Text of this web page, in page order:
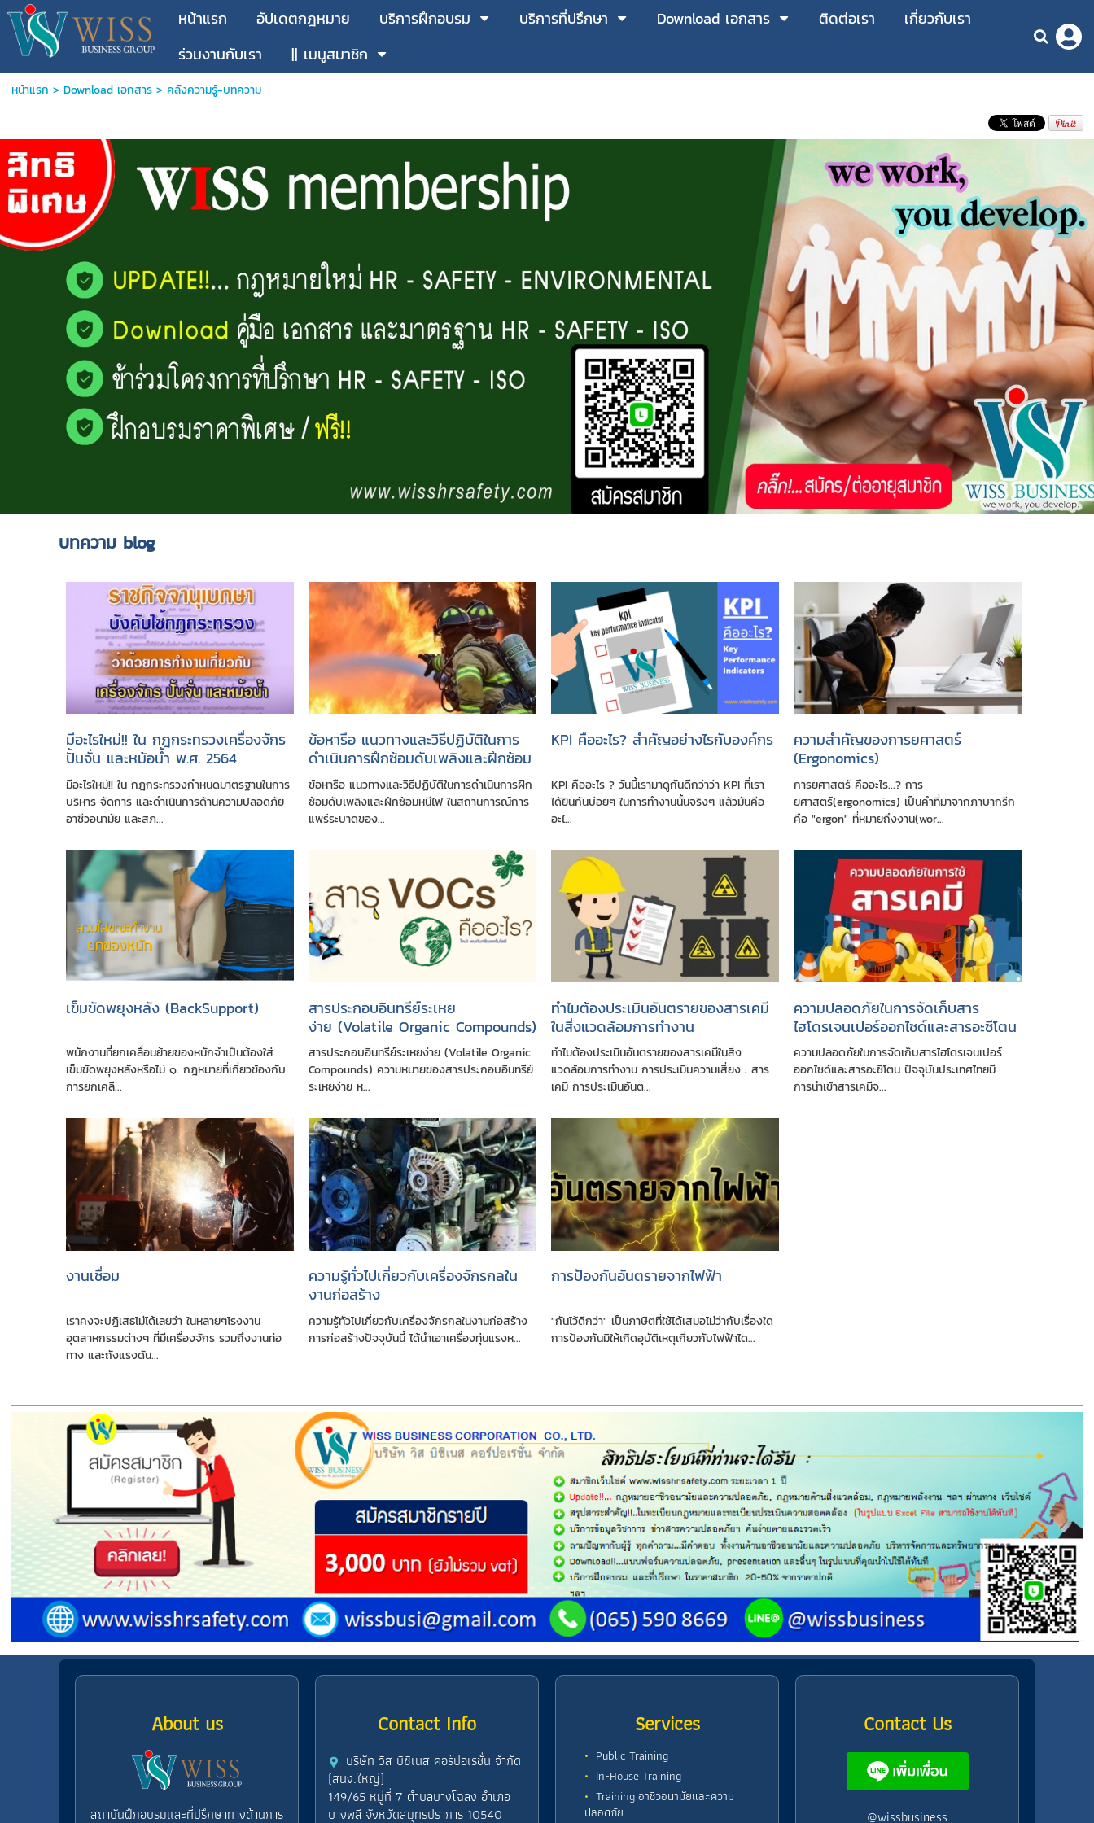
หน้าแรก อัปเดตกฎหมาย บริการฝึกอบรม บริการที่ปรึกษา Download เอกสาร ติดต่อเรา
เกี่ยวกับเรา
ร่วมงานกับเรา
|| เมนูสมาชิก
หน้าแรก > Download เอกสาร> คลังความรู้-บทความ
บทความ blog
มีอะไรใหม่!! ใน กฎกระทรวงเครื่องจักร
ปั้นจั่น และหม้อน้ำ พ.ศ. 2564
มีอะไรใหม่!! ใน กฎกระทรวงกำหนดมาตรฐานในการ
บริหาร จัดการ และดำเนินการด้านความปลอดภัย
อาชีวอนามัย และสภ...
ข้อหารือ แนวทางและวิธีปฏิบัติในการ
ดำเนินการฝึกซ้อมดับเพลิงและฝึกซ้อม
หนีไฟ ในสถานการณ์การแพร่ระบาด
ของโรคติดเชื้อไวรัสโคโรนา 2019
(COVID-19)
ข้อหารือ แนวทางและวิธีปฏิบัติในการดำเนินการฝึก
ซ้อมดับเพลิงและฝึกซ้อมหนีไฟ ในสถานการณ์การ
แพร่ระบาดของ...
KPI คืออะไร? สำคัญอย่างไรกับองค์กร
KPI คืออะไร ? วันนี้เรามาดูกันดีกว่าว่า KPI ที่เรา
ได้ยินกันบ่อยๆ ในการทำงานนั้นจริงๆ แล้วมันคือ
อะไ...
ความสำคัญของการยศาสตร์
(Ergonomics)
การยศาสตร์ คืออะไร...? การ
ยศาสตร์(ergonomics) เป็นคำที่มาจากภาษากรีก
คือ "ergon" ที่หมายถึงงาน(wor...
เข็มขัดพยุงหลัง (BackSupport)
พนักงานที่ยกเคลื่อนย้ายของหนักจำเป็นต้องใส่
เข็มขัดพยุงหลังหรือไม่ ๑. กฎหมายที่เกี่ยวข้องกับ
การยกเคลื...
สารประกอบอินทรีย์ระเหย
ง่าย (Volatile Organic Compounds)
สารประกอบอินทรีย์ระเหยง่าย (Volatile Organic
Compounds) ความหมายของสารประกอบอินทรีย์
ระเหยง่าย ห...
ทำไมต้องประเมินอันตรายของสารเคมี
ในสิ่งแวดล้อมการทำงาน
ทำไมต้องประเมินอันตรายของสารเคมีในสิ่ง
แวดล้อมการทำงาน การประเมินความเสี่ยง : สาร
เคมี การประเมินอันต...
ความปลอดภัยในการจัดเก็บสาร
ไฮโดรเจนเปอร์ออกไซด์และสารอะซีโตน
ความปลอดภัยในการจัดเก็บสารไฮโดรเจนเปอร์
ออกไซด์และสารอะซีโตน ปัจจุบันประเทศไทยมี
การนำเข้าสารเคมีจ...
งานเชื่อม
เราคงจะปฏิเสธไม่ได้เลยว่า ในหลายๆโรงงาน
อุตสาหกรรมต่างๆ ที่มีเครื่องจักร รวมถึงงานท่อ
ทาง และถังแรงดัน...
ความรู้ทั่วไปเกี่ยวกับเครึ่องจักรกลใน
งานก่อสร้าง
ความรู้ทั่วไปเกี่ยวกับเครึ่องจักรกลในงานก่อสร้าง
การก่อสร้างปัจจุบันนี้ ได้นำเอาเครื่องทุ่นแรงห...
การป้องกันอันตรายจากไฟฟ้า
"กันไว้ดีกว่า" เป็นภาษิตที่ใช้ได้เสมอไม่ว่ากับเรื่องใด
การป้องกันมิให้เกิดอุบัติเหตุเกี่ยวกับไฟฟ้าได...
About us
สถาบันฝึกอบรมและที่ปรึกษาทางด้านการ
Contact Info
บริษัท วิส บิซิเนส คอร์ปอเรชั่น จำกัด
(สนง.ใหญ่)
149/65 หมู่ที่ 7 ตำบลบางโฉลง อำเภอ
บางพลี จังหวัดสมุทรปราการ 10540
Services
Public Training
In-House Training
Training อาชีวอนามัยและความ
ปลอดภัย
Contact Us
@wissbusiness